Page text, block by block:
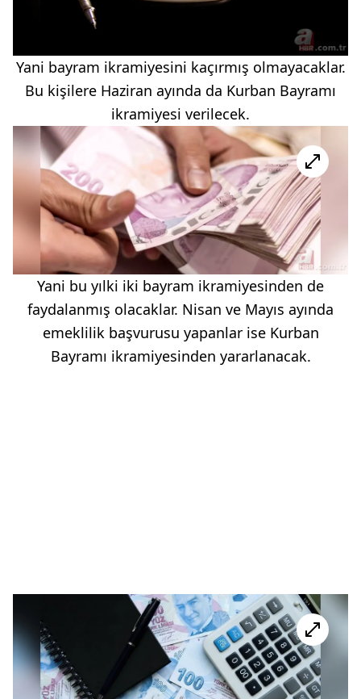
Yani bayram ikramiyesini kaçırmış olmayacaklar.
Bu kişilere Haziran ayında da Kurban Bayramı
ikramiyesi verilecek.
Yani bu yılki iki bayram ikramiyesinden de
faydalanmış olacaklar. Nisan ve Mayıs ayında
emeklilik başvurusu yapanlar ise Kurban
Bayramı ikramiyesinden yararlanacak.